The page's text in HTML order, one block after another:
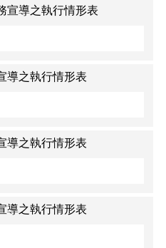
宣導之執行情形表
導之執行情形表
導之執行情形表
導之執行情形表